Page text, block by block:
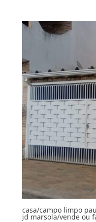
casa/campo limpo
jd marsola/vende ou